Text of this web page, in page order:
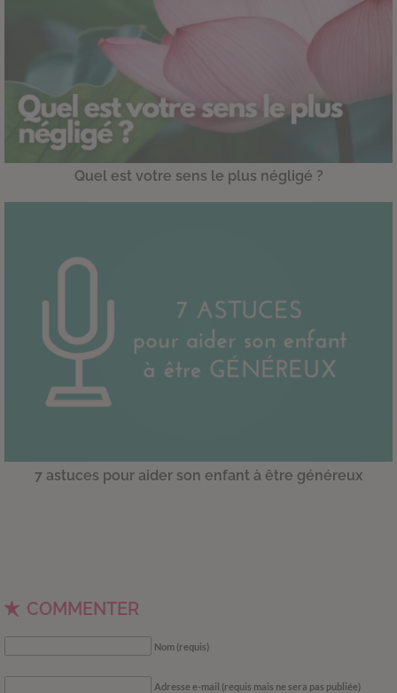
Quel est votre sens le plus négligé ?
7 astuces pour aider son enfant à être généreux
COMMENTER
Nom (requis)
Adresse e-mail (requis mais ne sera pas publiée)